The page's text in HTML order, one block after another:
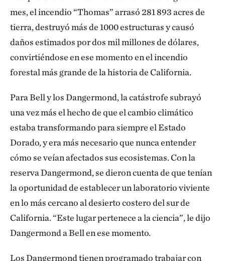
mes, el incendio “Thomas” arrasó 281 893 acres de
tierra, destruyó más de 1000 estructuras y causó
daños estimados por dos mil millones de dólares,
convirtiéndose en ese momento en el incendio
forestal más grande de la historia de California.
Para Bell y los Dangermond, la catástrofe subrayó
una vez más el hecho de que el cambio climático
estaba transformando para siempre el Estado
Dorado, y era más necesario que nunca entender
cómo se veían afectados sus ecosistemas. Con la
reserva Dangermond, se dieron cuenta de que tenían
la oportunidad de establecer un laboratorio viviente
en lo más cercano al desierto costero del sur de
California. “Este lugar pertenece a la ciencia”, le dijo
Dangermond a Bell en ese momento.
Los Dangermond tienen programado trabajar con